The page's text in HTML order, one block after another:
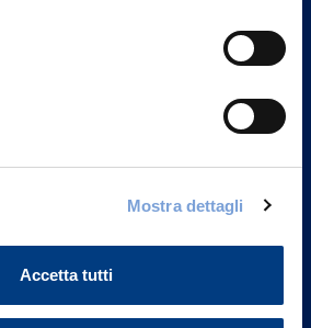
Mostra dettagli
Accetta tutti